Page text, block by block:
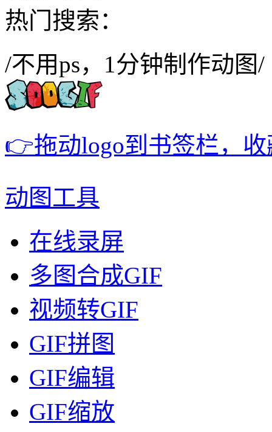
热门搜索：
/不用ps，1分钟制作动图/
👉拖动logo到书签栏，
动图工具
在线录屏
多图合成GIF
视频转GIF
GIF拼图
GIF编辑
GIF缩放